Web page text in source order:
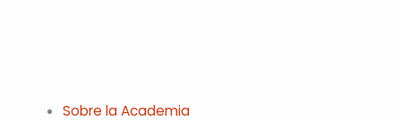
Sobre la Academia